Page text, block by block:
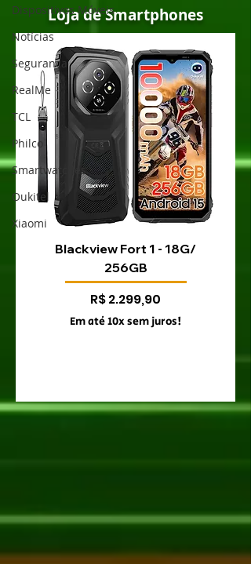
Dispositivos Móveis
Notícias
Segurança
RealMe
TCL
Philco
Smartwatches
Oukitel
Xiaomi
Loja de Smartphones
Blackview Fort 1 - 18G/
256GB
Preço
R$ 2.299,90
Em até 10x sem juros!